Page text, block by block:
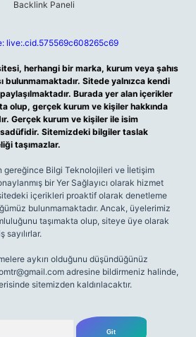
live:.cid.575569c608265c69
herhangi bir marka, kurum veya şahıs
bulunmamaktadır. Sitede yalnızca kendi
paylaşılmaktadır. Burada yer alan içerikler
olup, gerçek kurum ve kişiler hakkında
Gerçek kurum ve kişiler ile isim
Sitemizdeki bilgiler taslak
taşımazlar.
gereğince Bilgi Teknolojileri ve İletişim
bir Yer Sağlayıcı olarak hizmet
içerikleri proaktif olarak denetleme
bulunmamaktadır. Ancak, üyelerimiz
taşımakta olup, siteye üye olarak
sayılırlar.
aykırı olduğunu düşündüğünüz
adresine bildirmeniz halinde,
sitemizden kaldırılacaktır.